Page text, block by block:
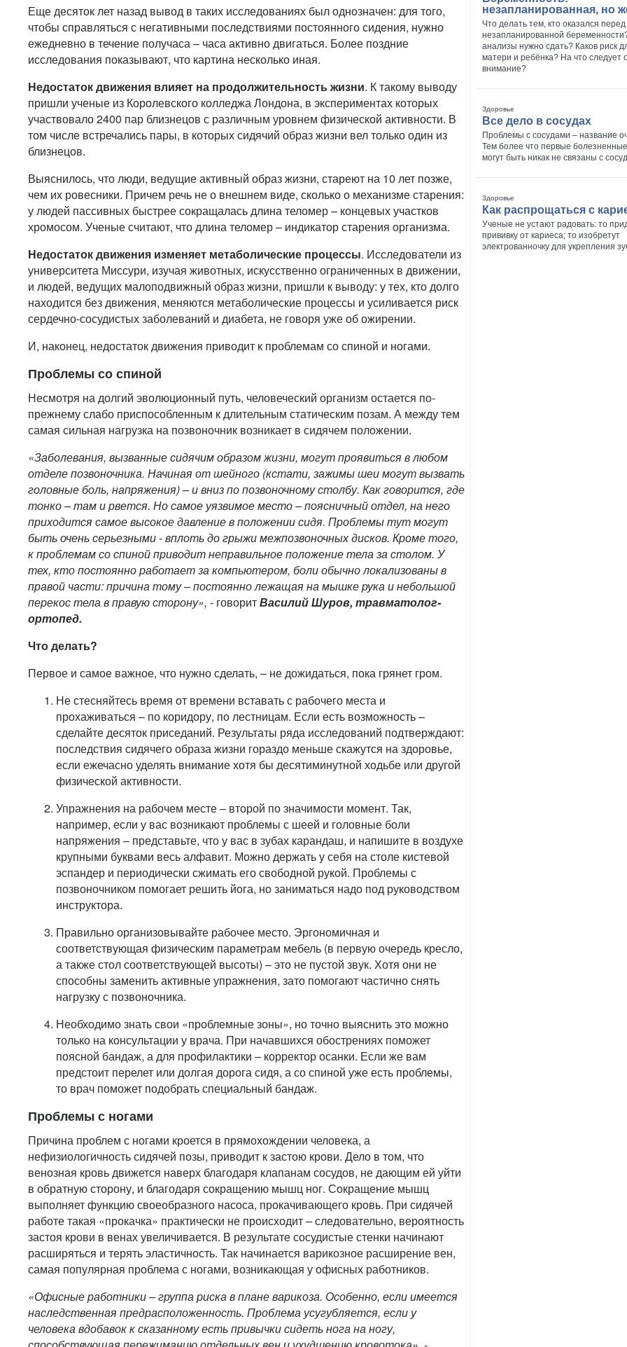
Еще десяток лет назад вывод в таких исследованиях был однозначен: для того,
чтобы справляться с негативными последствиями постоянного сидения, нужно
ежедневно в течение получаса – часа активно двигаться. Более поздние
исследования показывают, что картина несколько иная.
Недостаток движения влияет на продолжительность жизни. К такому выводу
пришли ученые из Королевского колледжа Лондона, в экспериментах которых
участвовало 2400 пар близнецов с различным уровнем физической активности. В
том числе встречались пары, в которых сидячий образ жизни вел только один из
близнецов.
Выяснилось, что люди, ведущие активный образ жизни, стареют на 10 лет позже,
чем их ровесники. Причем речь не о внешнем виде, сколько о механизме старения:
у людей пассивных быстрее сокращалась длина теломер – концевых участков
хромосом. Ученые считают, что длина теломер – индикатор старения организма.
Недостаток движения изменяет метаболические процессы. Исследователи из
университета Миссури, изучая животных, искусственно ограниченных в движении,
и людей, ведущих малоподвижный образ жизни, пришли к выводу: у тех, кто долго
находится без движения, меняются метаболические процессы и усиливается риск
сердечно-сосудистых заболеваний и диабета, не говоря уже об ожирении.
И, наконец, недостаток движения приводит к проблемам со спиной и ногами.
Проблемы со спиной
Несмотря на долгий эволюционный путь, человеческий организм остается по-
прежнему слабо приспособленным к длительным статическим позам. А между тем
самая сильная нагрузка на позвоночник возникает в сидячем положении.
«Заболевания, вызванные сидячим образом жизни, могут проявиться в любом
отделе позвоночника. Начиная от шейного (кстати, зажимы шеи могут вызвать
головные боль, напряжения) – и вниз по позвоночному столбу. Как говорится, где
тонко – там и рвется. Но самое уязвимое место – поясничный отдел, на него
приходится самое высокое давление в положении сидя. Проблемы тут могут
быть очень серьезными - вплоть до грыжи межпозвоночных дисков. Кроме того,
к проблемам со спиной приводит неправильное положение тела за столом. У
тех, кто постоянно работает за компьютером, боли обычно локализованы в
правой части: причина тому – постоянно лежащая на мышке рука и небольшой
перекос тела в правую сторону», - говоритВасилий Шуров, травматолог-
ортопед.
Что делать?
Первое и самое важное, что нужно сделать, – не дожидаться, пока грянет гром.
Не стесняйтесь время от времени вставать с рабочего места и
прохаживаться – по коридору, по лестницам. Если есть возможность –
сделайте десяток приседаний. Результаты ряда исследований подтверждают:
последствия сидячего образа жизни гораздо меньше скажутся на здоровье,
если ежечасно уделять внимание хотя бы десятиминутной ходьбе или другой
физической активности.
Упражнения на рабочем месте – второй по значимости момент. Так,
например, если у вас возникают проблемы с шеей и головные боли
напряжения – представьте, что у вас в зубах карандаш, и напишите в воздухе
крупными буквами весь алфавит. Можно держать у себя на столе кистевой
эспандер и периодически сжимать его свободной рукой. Проблемы с
позвоночником помогает решить йога, но заниматься надо под руководством
инструктора.
Правильно организовывайте рабочее место. Эргономичная и
соответствующая физическим параметрам мебель (в первую очередь кресло,
а также стол соответствующей высоты) – это не пустой звук. Хотя они не
способны заменить активные упражнения, зато помогают частично снять
нагрузку с позвоночника.
Необходимо знать свои «проблемные зоны», но точно выяснить это можно
только на консультации у врача. При начавшихся обострениях поможет
поясной бандаж, а для профилактики – корректор осанки. Если же вам
предстоит перелет или долгая дорога сидя, а со спиной уже есть проблемы,
то врач поможет подобрать специальный бандаж.
Проблемы с ногами
Причина проблем с ногами кроется в прямохождении человека, а
нефизиологичность сидячей позы, приводит к застою крови. Дело в том, что
венозная кровь движется наверх благодаря клапанам сосудов, не дающим ей уйти
в обратную сторону, и благодаря сокращению мышц ног. Сокращение мышц
выполняет функцию своеобразного насоса, прокачивающего кровь. При сидячей
работе такая «прокачка» практически не происходит – следовательно, вероятность
застоя крови в венах увеличивается. В результате сосудистые стенки начинают
расширяться и терять эластичность. Так начинается варикозное расширение вен,
самая популярная проблема с ногами, возникающая у офисных работников.
«Офисные работники – группа риска в плане варикоза. Особенно, если имеется
наследственная предрасположенность. Проблема усугубляется, если у
человека вдобавок к сказанному есть привычки сидеть нога на ногу,
незапланированная, но
Что делать тем, кто оказался
незапланированной
анализы нужно сдать? Каков риск
матери и ребёнка? На что следует
внимание?
Здоровье
Все дело в сосудах
Проблемы с сосудами – название
Тем более что первые
могут быть никак не связаны с
Здоровье
Как распрощаться с
Ученые не устают радовать: то
прививку от кариеса; то изобретут
электрованночку для укрепления